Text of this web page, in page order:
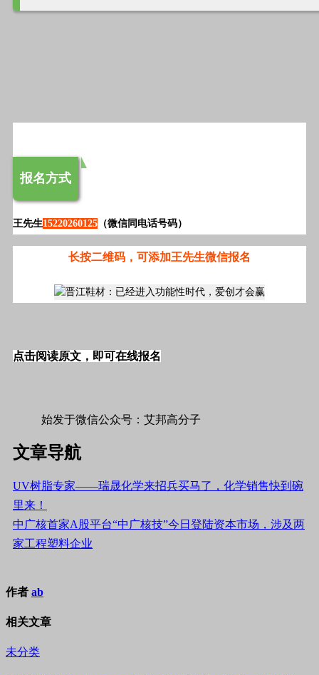
报名方式
王先生15220260125 （微信同电话号码）
长按二维码，可添加王先生微信报名
点击阅读原文，即可在线报名
始发于微信公众号：艾邦高分子
文章导航
UV树脂专家——瑞晟化学来招兵买马了，化学销售快到碗
里来！
中广核首家A股平台“中广核技”今日登陆资本市场，涉及两
家工程塑料企业
作者 ab
相关文章
未分类